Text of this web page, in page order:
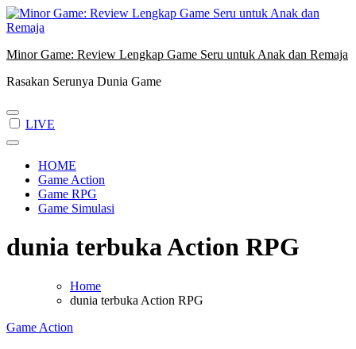
Skip
to
Minor Game: Review Lengkap Game Seru untuk Anak dan Remaja
Rasakan Serunya Dunia Game
LIVE
HOME
Game Action
Game RPG
Game Simulasi
dunia terbuka Action RPG
Home
dunia terbuka Action RPG
Game Action